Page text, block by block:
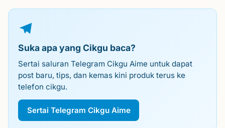
Suka apa yang Cikgu baca?
Sertai saluran Telegram Cikgu Aime untuk dapat
post baru, tips, dan kemas kini produk terus ke
telefon cikgu.
Sertai Telegram Cikgu Aime